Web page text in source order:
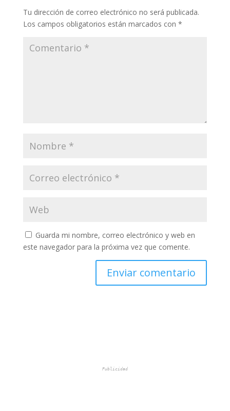
k p r
Tu dirección de correo electrónico no será publicada.
Los campos obligatorios están marcados con *
Guarda mi nombre, correo electrónico y web en
este navegador para la próxima vez que comente.
Publicidad